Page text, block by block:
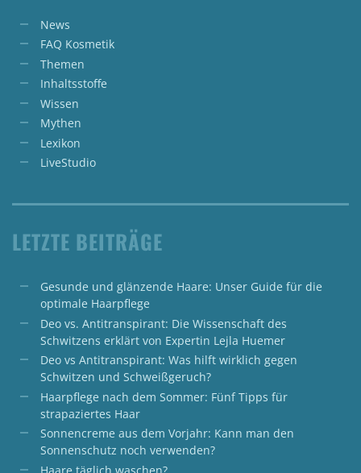
News
FAQ Kosmetik
Themen
Inhaltsstoffe
Wissen
Mythen
Lexikon
LiveStudio
LETZTE BEITRÄGE
Gesunde und glänzende Haare: Unser Guide für die
optimale Haarpflege
Deo vs. Antitranspirant: Die Wissenschaft des
Schwitzens erklärt von Expertin Lejla Huemer
Deo vs Antitranspirant: Was hilft wirklich gegen
Schwitzen und Schweißgeruch?
Haarpflege nach dem Sommer: Fünf Tipps für
strapaziertes Haar
Sonnencreme aus dem Vorjahr: Kann man den
Sonnenschutz noch verwenden?
Haare täglich waschen?